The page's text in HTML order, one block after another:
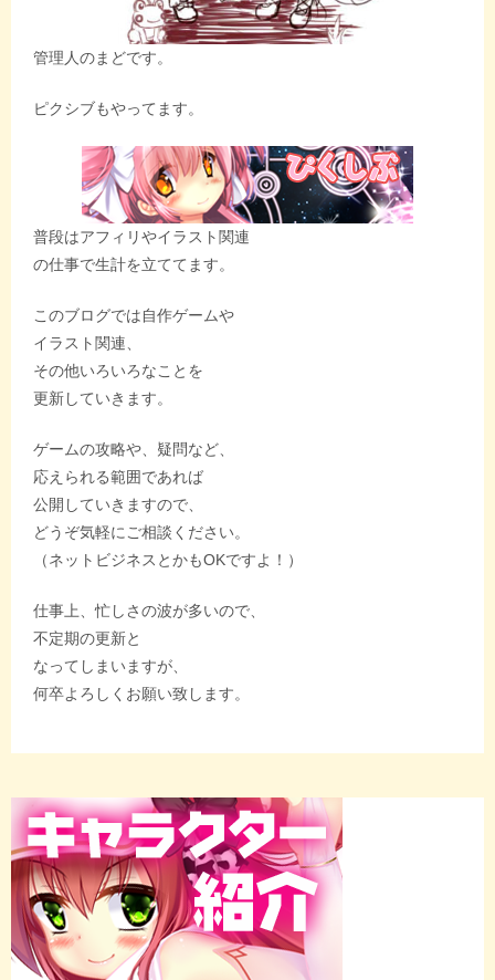
管理人のまどです。
ピクシブもやってます。
普段はアフィリやイラスト関連
の仕事で生計を立ててます。
このブログでは自作ゲームや
イラスト関連、
その他いろいろなことを
更新していきます。
ゲームの攻略や、疑問など、
応えられる範囲であれば
公開していきますので、
どうぞ気軽にご相談ください。
（ネットビジネスとかもOKですよ！）
仕事上、忙しさの波が多いので、
不定期の更新と
なってしまいますが、
何卒よろしくお願い致します。